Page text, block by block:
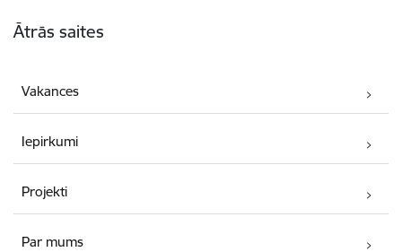
Ātrās saites
Vakances
Iepirkumi
Projekti
Par mums